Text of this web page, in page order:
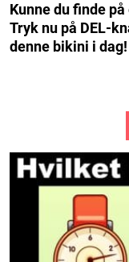
Kunne du finde
Tryk nu på DEL-
denne bikini i dag!